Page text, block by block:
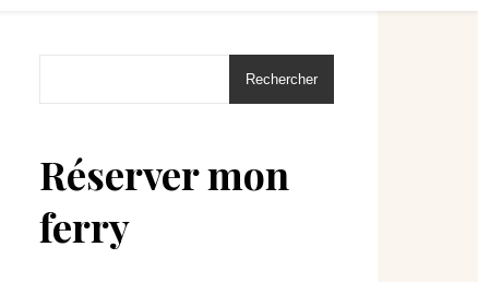
Rechercher
Réserver mon
ferry